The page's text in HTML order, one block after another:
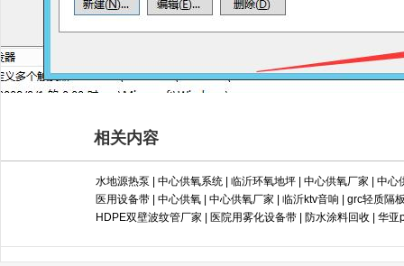
相关内容
水地源热泵 中心供氧系统 临沂环氧地坪 中心供氧厂家
中心
医用设备带
中心供氧 中心供氧厂家 临沂ktv音响
grc轻质隔
HDPE双壁波纹管厂家
医院用雾化设备带 防水涂料回收 华亚